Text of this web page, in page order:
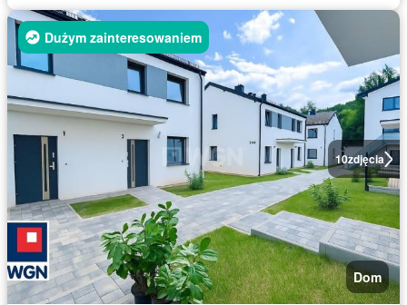
10zdjęcia
Dużym zainteresowaniem
Dom